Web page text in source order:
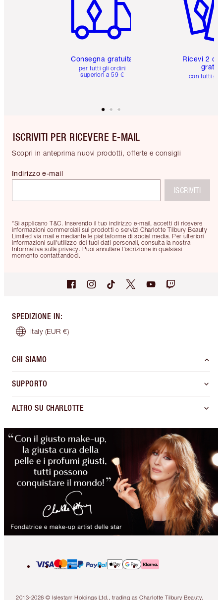
Consegna gratuita
per tutti gli ordini
superiori a 59 €
Ricevi 2
con tutti gli
ISCRIVITI PER RICEVERE E-MAIL
Scopri in anteprima nuovi prodotti, offerte e consigli
*Si applicano T&C. Inserendo il tuo indirizzo e-mail, accetti di ricevere
informazioni commerciali sui prodotti o servizi Charlotte Tilbury Beauty
Limited via mail e mediante le piattaforme di social media. Per ulteriori
informazioni sull'utilizzo dei tuoi dati personali, consulta la nostra
Informativa sulla privacy. Puoi annullare l'iscrizione in qualsiasi
momento contattandoci.
Indirizzo e-mail
ISCRIVITI
SPEDIZIONE IN :
Italy (EUR €)
CHI SIAMO
SUPPORTO
ALTRO SU CHARLOTTE
2013-2026 © Islestarr Holdings Ltd., trading as Charlotte Tilbury Beauty.